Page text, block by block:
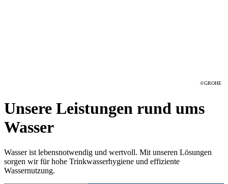
©GROHE
Unsere Leistungen rund ums
Wasser
Wasser ist lebensnotwendig und wertvoll. Mit unseren Lösungen
sorgen wir für hohe Trinkwasserhygiene und effiziente
Wassernutzung.